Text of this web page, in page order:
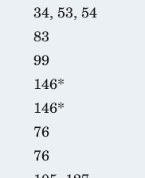
34, 53, 54
83
99
146*
146*
76
76